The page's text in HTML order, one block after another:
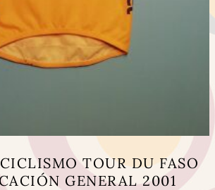
TOUR DU FASO
GENERAL 2001